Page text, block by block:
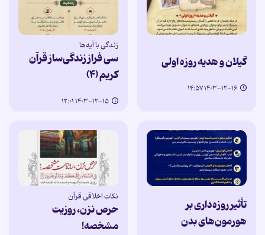
گیلان و هدیه روزه اولی
۱۴۰۳-۱۲-۱۶ ۱۴:۵۷
زندگی با آیه‌ها
سی فراز زندگی‌ساز قرآن
کریم (۴)
۱۴۰۳-۱۲-۱۵ ۱۲:۰۱
تأثیر روزه‌داری بر
هورمون‌های بدن
نکات اخلاقی قرآن
حرص نزن، روزیت
مشخصه!